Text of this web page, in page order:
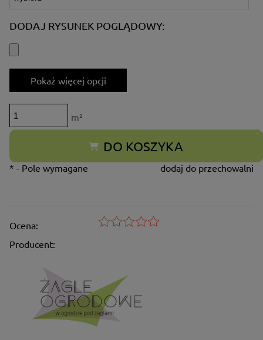
DODAJ RYSUNEK POGLĄDOWY:
Pokaż więcej opcji
m²
DO KOSZYKA
dodaj do przechowalni
* - Pole wymagane
Ocena:
Producent: